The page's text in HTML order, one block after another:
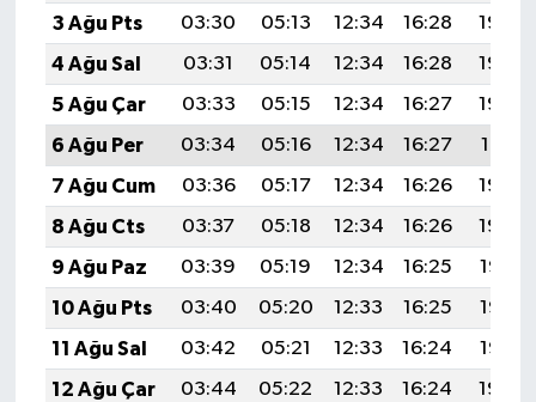
3 Ağu Pts
03:30 05:13 12:34 16:28
19:45
4 Ağu Sal
03:31 05:14 12:34 16:28
19:44
5 Ağu Çar
03:33 05:15 12:34 16:27
19:43
6 Ağu Per
03:34 05:16 12:34 16:27
19:41
7 Ağu Cum
03:36 05:17 12:34 16:26
19:40
8 Ağu Cts
03:37 05:18 12:34 16:26
19:39
9 Ağu Paz
03:39 05:19 12:34 16:25
19:38
10 Ağu Pts
03:40 05:20 12:33 16:25
19:36
11 Ağu Sal
03:42 05:21 12:33 16:24
19:35
12 Ağu Çar
03:44 05:22 12:33 16:24
19:34